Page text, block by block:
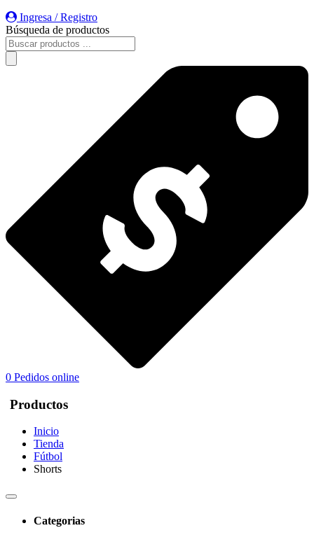
Ingresa / Registro
Búsqueda de productos
0 Pedidos online
Productos
Inicio
Tienda
Fútbol
Shorts
Categorias